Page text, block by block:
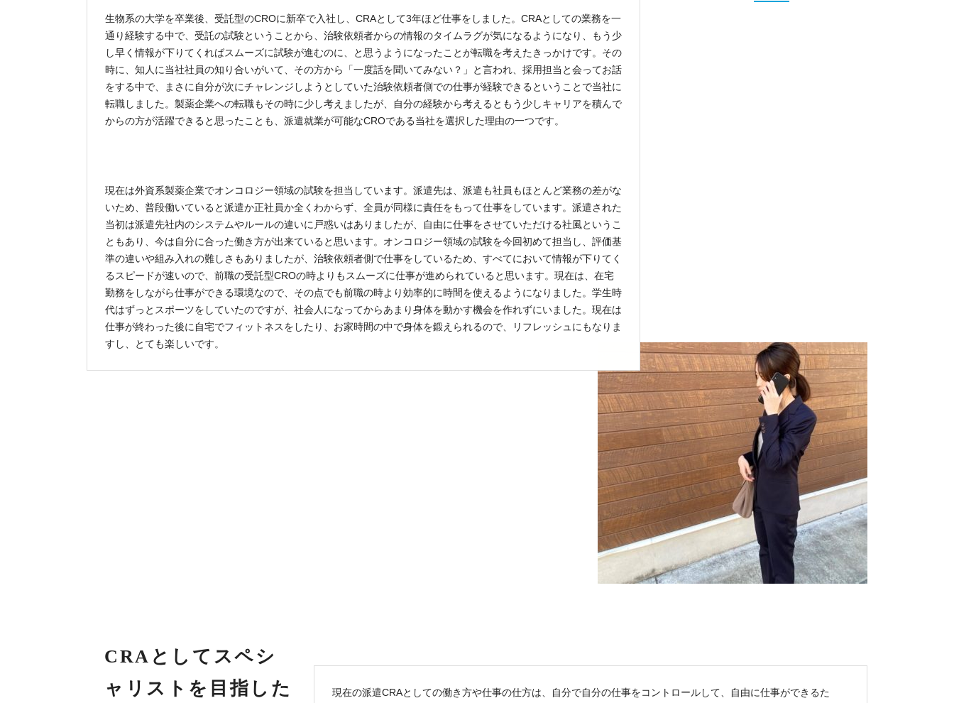
生物系の大学を卒業後、受託型のCROに新卒で入社し、CRAとして3年ほど仕事をしました。CRAとしての業務を一
通り経験する中で、受託の試験ということから、治験依頼者からの情報のタイムラグが気になるようになり、もう少
し早く情報が下りてくればスムーズに試験が進むのに、と思うようになったことが転職を考えたきっかけです。その
時に、知人に当社社員の知り合いがいて、その方から「一度話を聞いてみない？」と言われ、採用担当と会ってお話
をする中で、まさに自分が次にチャレンジしようとしていた治験依頼者側での仕事が経験できるということで当社に
転職しました。製薬企業への転職もその時に少し考えましたが、自分の経験から考えるともう少しキャリアを積んで
からの方が活躍できると思ったことも、派遣就業が可能なCROである当社を選択した理由の一つです。
現在は外資系製薬企業でオンコロジー領域の試験を担当しています。派遣先は、派遣も社員もほとんど業務の差がな
いため、普段働いていると派遣か正社員か全くわからず、全員が同様に責任をもって仕事をしています。派遣された
当初は派遣先社内のシステムやルールの違いに戸惑いはありましたが、自由に仕事をさせていただける社風というこ
ともあり、今は自分に合った働き方が出来ていると思います。オンコロジー領域の試験を今回初めて担当し、評価基
準の違いや組み入れの難しさもありましたが、治験依頼者側で仕事をしているため、すべてにおいて情報が下りてく
るスピードが速いので、前職の受託型CROの時よりもスムーズに仕事が進められていると思います。現在は、在宅
勤務をしながら仕事ができる環境なので、その点でも前職の時より効率的に時間を使えるようになりました。学生時
代はずっとスポーツをしていたのですが、社会人になってからあまり身体を動かす機会を作れずにいました。現在は
仕事が終わった後に自宅でフィットネスをしたり、お家時間の中で身体を鍛えられるので、リフレッシュにもなりま
すし、とても楽しいです。
CRAとしてスペシ
ャリストを目指した
現在の派遣CRAとしての働き方や仕事の仕方は、自分で自分の仕事をコントロールして、自由に仕事ができるた